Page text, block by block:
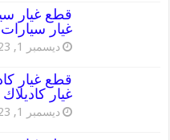
غيار
ديسمبر 1, 2023
غيار
ديسمبر 1, 2023